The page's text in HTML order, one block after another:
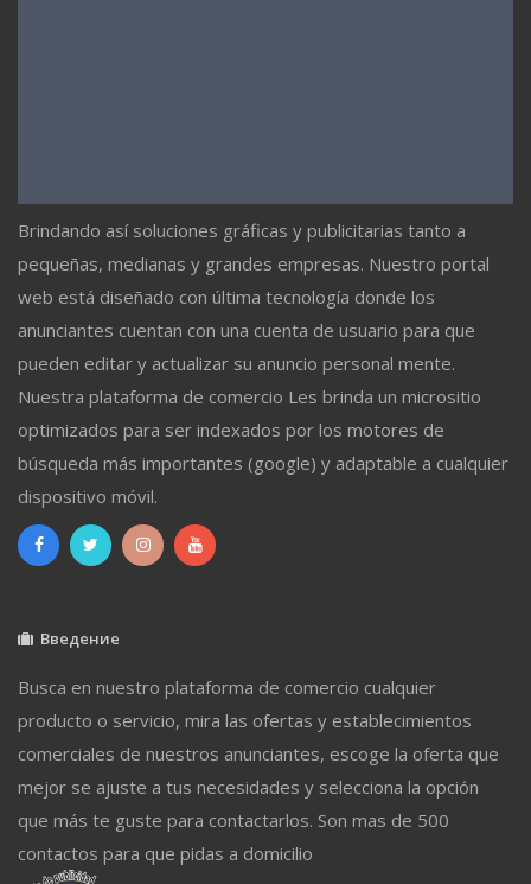
Brindando así soluciones gráficas y publicitarias tanto a
pequeñas, medianas y grandes empresas. Nuestro portal
web está diseñado con última tecnología donde los
anunciantes cuentan con una cuenta de usuario para que
pueden editar y actualizar su anuncio personal mente.
Nuestra plataforma de comercio Les brinda un micrositio
optimizados para ser indexados por los motores de
búsqueda más importantes (google) y adaptable a cualquier
dispositivo móvil.
Введение
Busca en nuestro plataforma de comercio cualquier
producto o servicio, mira las ofertas y establecimientos
comerciales de nuestros anunciantes, escoge la oferta que
mejor se ajuste a tus necesidades y selecciona la opción
que más te guste para contactarlos. Son mas de 500
contactos para que pidas a domicilio